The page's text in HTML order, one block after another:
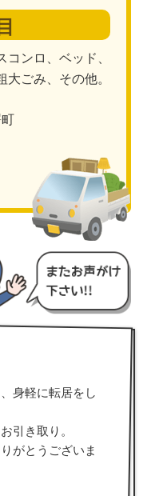
ンロ、ベッド、
ごみ、その他。
身軽に転居をし
引き取り。
がとうございま